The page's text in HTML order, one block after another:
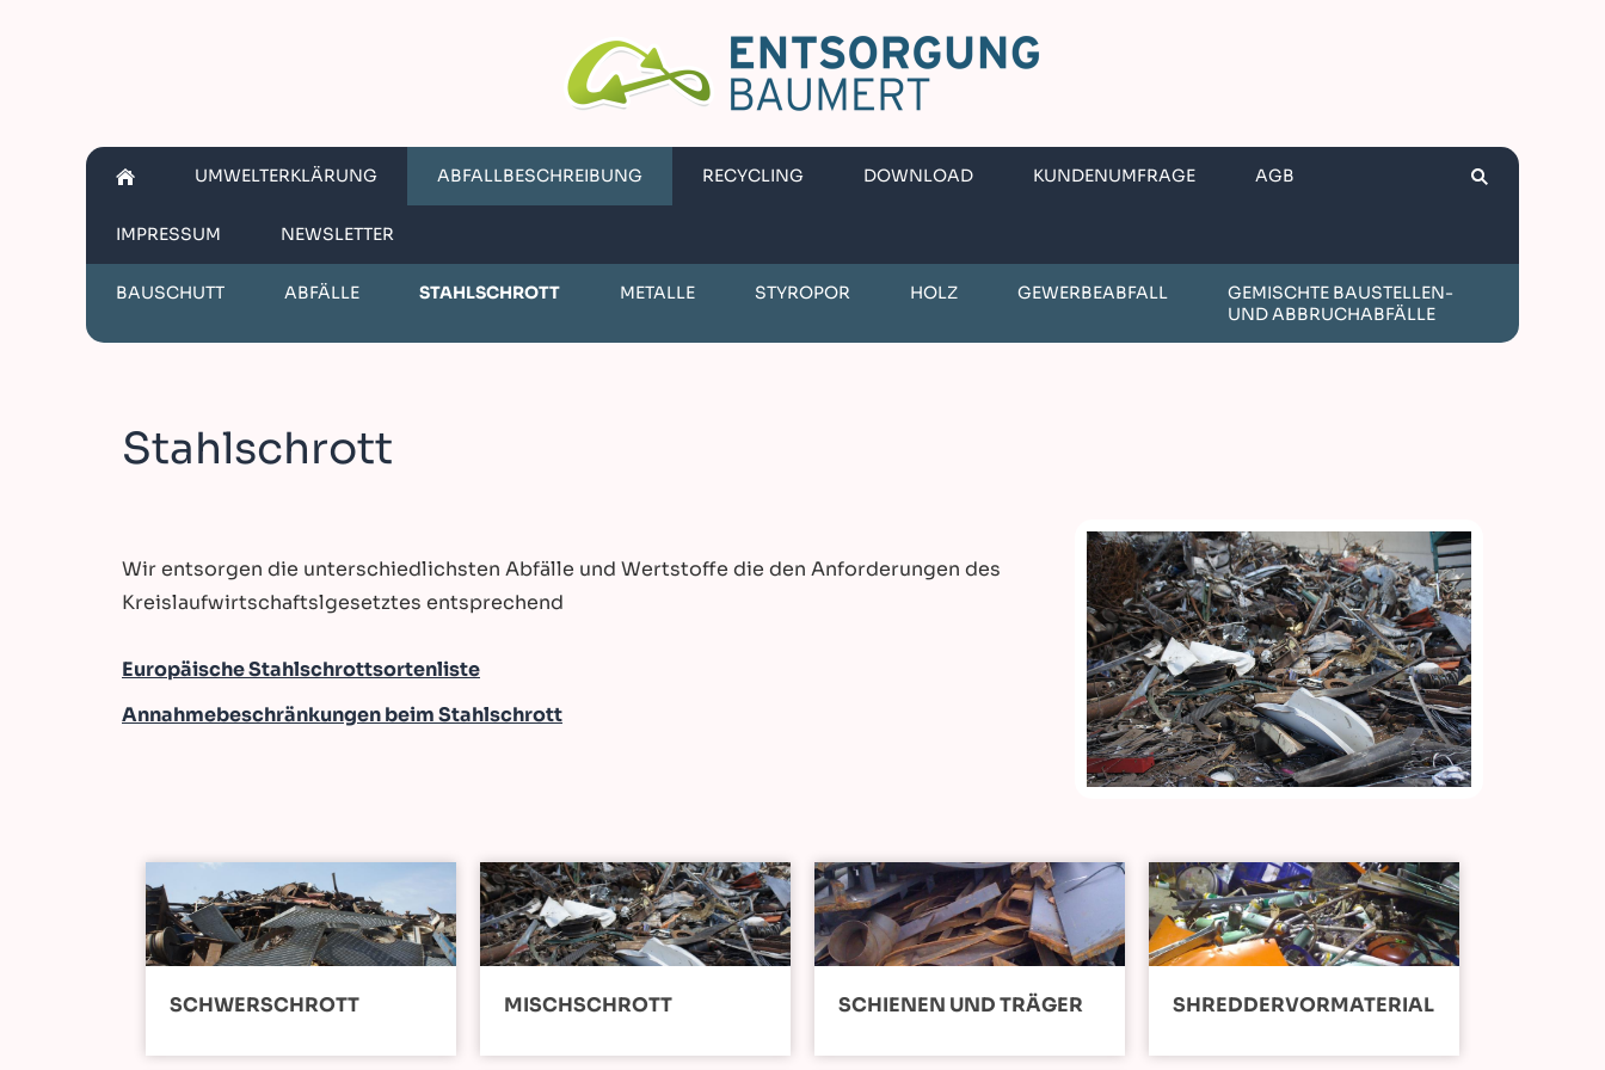
UMWELTERKLÄRUNG ABFALLBESCHREIBUNG RECYCLING DOWNLOAD KUNDENUMFRAGE AGB
IMPRESSUM NEWSLETTER
BAUSCHUTT ABFÄLLE STAHLSCHROTT METALLE STYROPOR HOLZ GEWERBEABFALL
GEMISCHTE BAUSTELLEN-
UND ABBRUCHABFÄLLE
Stahlschrott
Wir entsorgen die unterschiedlichsten Abfälle und Wertstoffe die den Anforderungen des
Kreislaufwirtschaftslgesetztes entsprechend
Europäische Stahlschrottsortenliste
Annahmebeschränkungen beim Stahlschrott
SCHWERSCHROTT MISCHSCHROTT SCHIENEN UND TRÄGER SHREDDERVORMATERIAL